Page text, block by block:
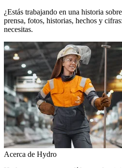
¿Estás trabajando en una historia
prensa, fotos, historias, hechos y
necesitas.
Acerca de Hydro